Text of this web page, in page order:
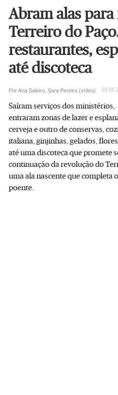
Abram alas para
Terreiro do
restaurantes,
até discoteca
Por Ana Saleiro, Sara Pereira (vídeo)
Saíram serviços dos ministérios,
entraram zonas de lazer e
cerveja e outro de conservas,
italiana, ginjinhas, gelados, flores
até uma discoteca que promete
continuação da revolução do
uma ala nascente que completa
poente.